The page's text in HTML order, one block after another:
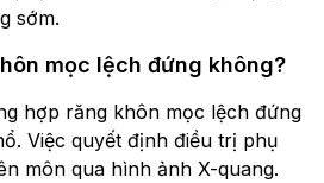
sớm.
mọc lệch đứng không?
hợp răng khôn mọc lệch đứng
Việc quyết định điều trị phụ
môn qua hình ảnh X-quang.